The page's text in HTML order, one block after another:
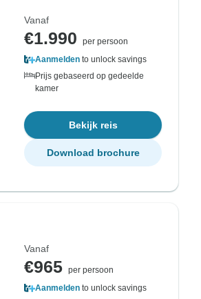
Vanaf
€1.990
per persoon
Aanmelden to unlock savings
Prijs gebaseerd op gedeelde
kamer
Bekijk reis
Download brochure
Vanaf
€965 per persoon
Aanmelden to unlock savings